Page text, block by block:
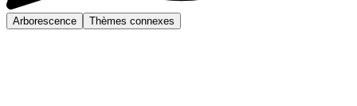
Arborescence Thèmes connexes